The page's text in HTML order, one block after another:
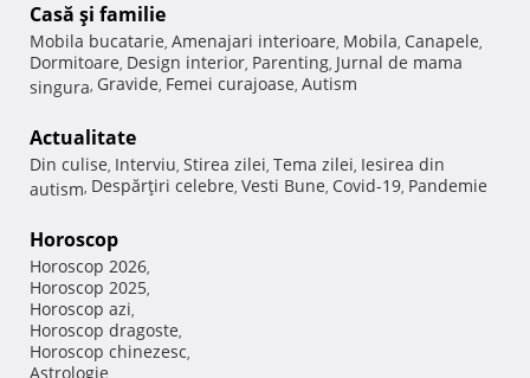
Casă şi familie
Mobila bucatarie, Amenajari interioare, Mobila, Canapele,
Dormitoare, Design interior, Parenting, Jurnal de mama
singura, Gravide, Femei curajoase, Autism
Actualitate
Din culise, Interviu, Stirea zilei, Tema zilei, Iesirea din
autism, Despărţiri celebre, Vesti Bune, Covid-19, Pandemie
Horoscop
Horoscop 2026,
Horoscop 2025,
Horoscop azi,
Horoscop dragoste,
Horoscop chinezesc,
Astrologie